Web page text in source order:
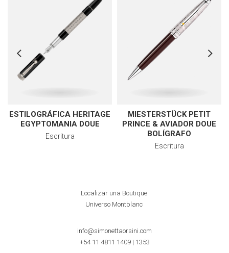
ESTILOGRÁFICA HERITAGE
EGYPTOMANIA DOUE
Escritura
MIESTERSTÜCK PETIT
PRINCE & AVIADOR DOUE
BOLÍGRAFO
Escritura
Localizar una Boutique
Universo Montblanc
info@simonettaorsini.com
+54 11 4811 1409| 1353